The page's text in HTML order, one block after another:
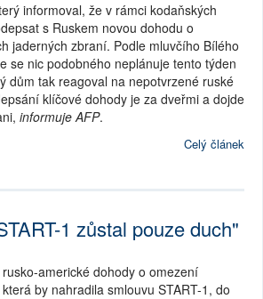
informoval, že v rámci kodaňských
s Ruskem novou dohodu o
jaderných zbraní. Podle mluvčího Bílého
se nic podobného neplánuje tento týden
dům tak reagoval na nepotvrzené ruské
klíčové dohody je za dveřmi a dojde
informuje AFP.
Celý článek
1 zůstal pouze duch"
americké dohody o omezení
by nahradila smlouvu START-1, do